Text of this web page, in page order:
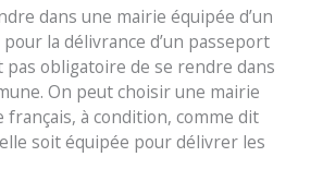
dans une mairie équipée d’un
la délivrance d’un passeport
pas obligatoire de se rendre dans
On peut choisir une mairie
à condition, comme dit
soit équipée pour délivrer les